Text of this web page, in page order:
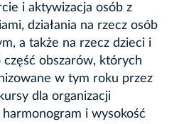
i aktywizacja osób z
działania na rzecz osób
a także na rzecz dzieci i
część obszarów, których
w tym roku przez
dla organizacji
i wysokość